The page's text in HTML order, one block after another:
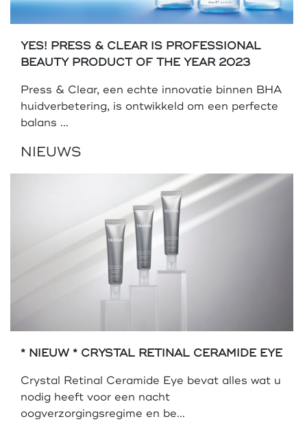
YES! PRESS & CLEAR IS PROFESSIONAL
BEAUTY PRODUCT OF THE YEAR 2023
Press & Clear, een echte innovatie binnen BHA
huidverbetering, is ontwikkeld om een perfecte
balans ...
NIEUWS
* NIEUW * CRYSTAL RETINAL CERAMIDE EYE
Crystal Retinal Ceramide Eye bevat alles wat u
nodig heeft voor een nacht
oogverzorgingsregime en be...